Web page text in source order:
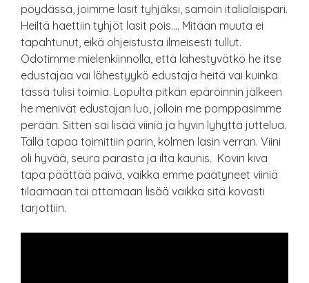
pöydässä, joimme lasit tyhjäksi, samoin italialaispari.
Heiltä haettiin tyhjöt lasit pois…. Mitään muuta ei
tapahtunut, eikä ohjeistusta ilmeisesti tullut.
Odotimme mielenkiinnolla, että lähestyvätkö he itse
edustajaa vai lähestyykö edustaja heitä vai kuinka
tässä tulisi toimia. Lopulta pitkän epäröinnin jälkeen
he menivät edustajan luo, jolloin me pomppasimme
perään. Sitten sai lisää viiniä ja hyvin lyhyttä juttelua.
Tällä tapaa toimittiin parin, kolmen lasin verran. Viini
oli hyvää, seura parasta ja ilta kaunis. Kovin kiva
tapa päättää päivä, vaikka emme päätyneet viiniä
tilaamaan tai ottamaan lisää vaikka sitä kovasti
tarjottiin.